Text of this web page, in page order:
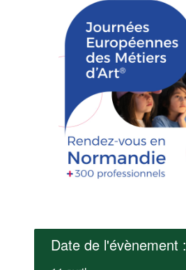
Date de l'évènement :